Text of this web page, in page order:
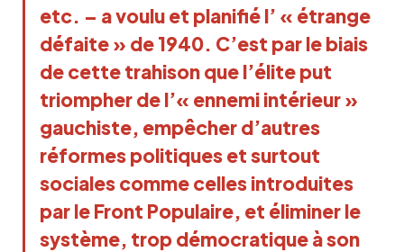
etc. – a voulu et planifié l’ « étrange
défaite » de 1940. C’est par le biais
de cette trahison que l’élite put
triompher de l’« ennemi intérieur »
gauchiste, empêcher d’autres
réformes politiques et surtout
sociales comme celles introduites
par le Front Populaire, et éliminer le
système, trop démocratique à son